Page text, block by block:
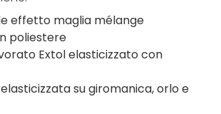
effetto maglia mélange
poliestere
Extol elasticizzato con
su giromanica, orlo e